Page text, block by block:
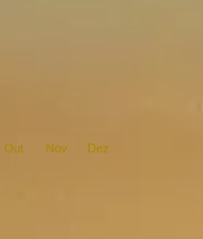
Out Nov
Dez